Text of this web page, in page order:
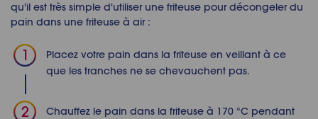
qu'il est très simple d'utiliser une friteuse pourdécongeler du
pain dans une friteuse à air:
Placez votre pain dans la friteuse en veillant à ce
que les tranches ne se chevauchent pas.
Chauffez le pain dans la friteuse à 170 °C pendant